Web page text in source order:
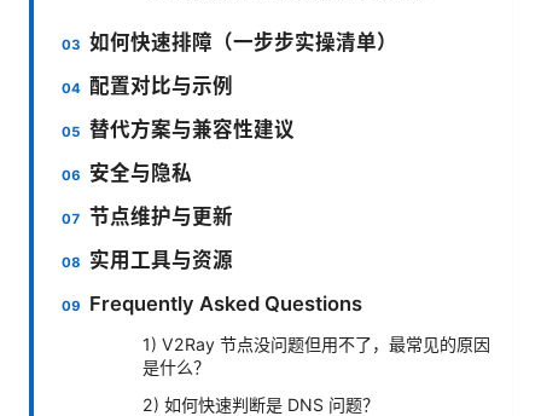
如何快速排障（一步步实操清单）
配置对比与示例
替代方案与兼容性建议
安全与隐私
节点维护与更新
实用工具与资源
Frequently Asked Questions
1) V2Ray 节点没问题但用不了，最常见的原因
是什么？
2) 如何快速判断是 DNS 问题？